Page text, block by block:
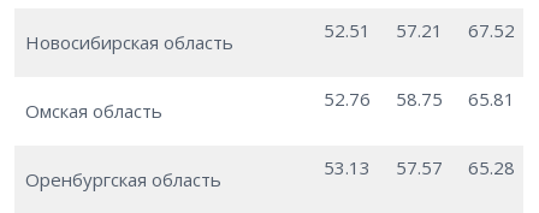
Новосибирская область 52.51 57.21 67.52
Омская область 52.76 58.75 65.81
Оренбургская область 53.13 57.57 65.28